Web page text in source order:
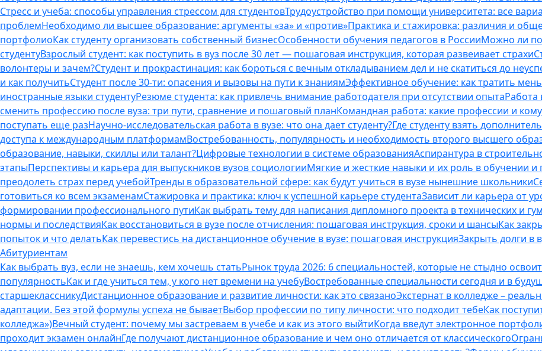
Стресс и учеба: способы управления стрессом для студентовТрудоустройство при помощи университета: все
проблемНеобходимо ли высшее образование: аргументы «за» и «против»Практика и стажировка: различия и
портфолиоКак студенту организовать собственный бизнесОсобенности обучения педагогов в РоссииМожно ли
студентуВзрослый студент: как поступить в вуз после 30 лет — пошаговая инструкция, которая развеивает страхи
волонтеры и зачем?Студент и прокрастинация: как бороться с вечным откладыванием дел и не скатиться до
и как получитьСтудент после 30-ти: опасения и вызовы на пути к знаниямЭффективное обучение: как тратить
иностранные языки студентуРезюме студента: как привлечь внимание работодателя при отсутствии опытаРабота
сменить профессию после вуза: три пути, сравнение и пошаговый планКомандная работа: какие профессии и
поступать еще разНаучно-исследовательская работа в вузе: что она дает студенту?Где студенту взять
доступа к международным платформамВостребованность, популярность и необходимость второго высшего
образование, навыки, скиллы или талант?Цифровые технологии в системе образованияАспирантура в
этапыПерспективы и карьера для выпускников вузов социологииМягкие и жесткие навыки и их роль в обучении
преодолеть страх перед учебойТренды в образовательной сфере: как будут учиться в вузе нынешние школьники
готовиться ко всем экзаменамСтажировка и практика: ключ к успешной карьере студентаЗависит ли карьера от
формировании профессионального путиКак выбрать тему для написания дипломного проекта в технических и
нормы и последствияКак восстановиться в вузе после отчисления: пошаговая инструкция, сроки и шансыКак
попыток и что делатьКак перевестись на дистанционное обучение в вузе: пошаговая инструкцияЗакрыть долги в
Абитуриентам
Как выбрать вуз, если не знаешь, кем хочешь статьРынок труда 2026: 6 специальностей, которые не стыдно
популярностьКак и где учиться тем, у кого нет времени на учебуВостребованные специальности сегодня и в
старшеклассникуДистанционное образование и развитие личности: как это связаноЭкстернат в колледже –
адаптации. Без этой формулы успеха не бываетВыбор профессии по типу личности: что подходит тебеКак
колледжа»)Вечный студент: почему мы застреваем в учебе и как из этого выйтиКогда введут электронное
проходит экзамен онлайнГде получают дистанционное образование и чем оно отличается от классического